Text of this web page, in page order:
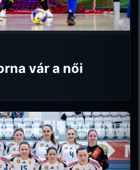
vár a női